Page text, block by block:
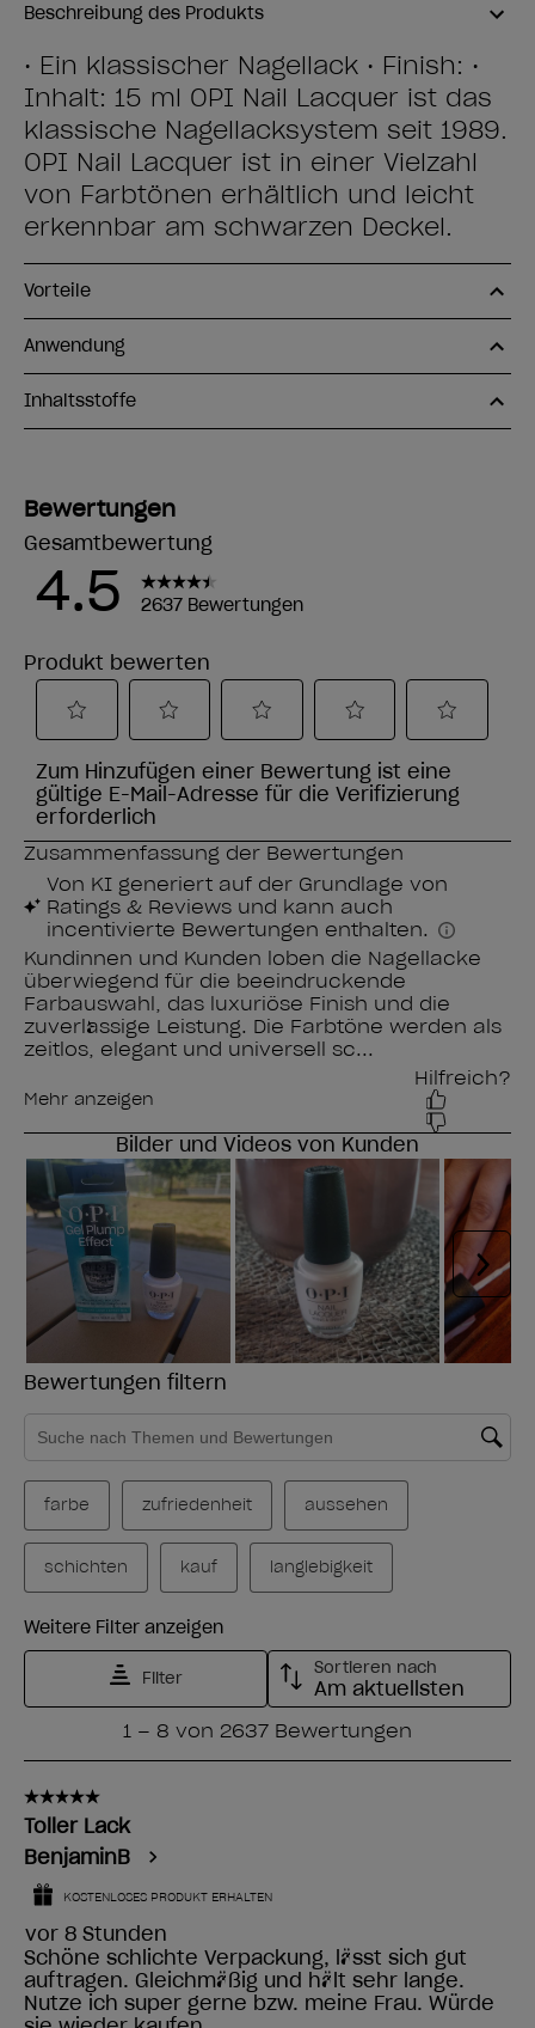
Beschreibung des Produkts
• Ein klassischer Nagellack • Finish: •
Inhalt: 15 ml OPI Nail Lacquer ist das
klassische Nagellacksystem seit 1989.
OPI Nail Lacquer ist in einer Vielzahl
von Farbtönen erhältlich und leicht
erkennbar am schwarzen Deckel.
Vorteile
Anwendung
Inhaltsstoffe